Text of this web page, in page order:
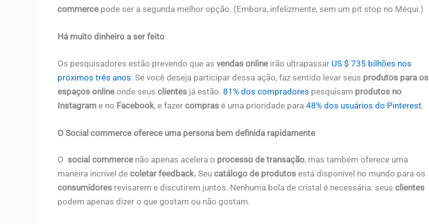
commerce pode ser a segunda melhor opção. (Embora, infelizmente, sem um pit stop no Méqui.)
Há muito dinheiro a ser feito
Os pesquisadores estão prevendo que as vendas onlineirão ultrapassar US $ 735 bilhões nos
próximos três anos. Se você deseja participar dessa ação, faz sentido levar seus produtos para os
espaços onlineonde seus clientes já estão. 81% dos compradores pesquisam produtos no
Instagrame no Facebook, e fazer compras é uma prioridade para 48% dos usuários do Pinterest.
O Social commerce oferece uma persona bem definida rapidamente
O social commercenão apenas acelera o processo de transação, mas também oferece uma
maneira incrível de coletar feedback. Seucatálogo de produtosestá disponível no mundo para os
consumidores revisarem e discutirem juntos. Nenhuma bola de cristal é necessária: seus clientes
podem apenas dizer o que gostam ou não gostam.